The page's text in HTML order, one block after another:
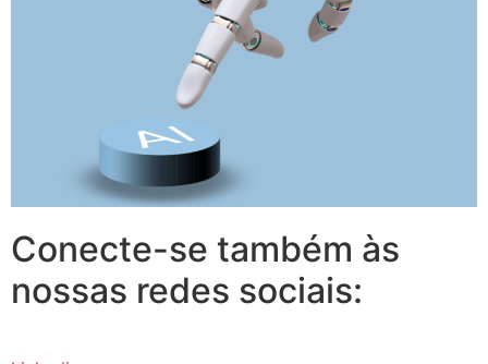
Conecte-se também às
nossas redes sociais: